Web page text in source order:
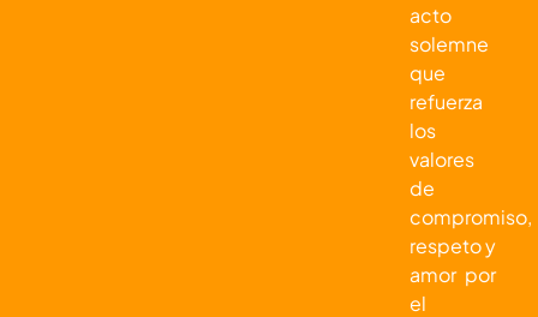
acto
solemne
que
refuerza
los
valores
de
compromiso,
respeto y
amor por
el